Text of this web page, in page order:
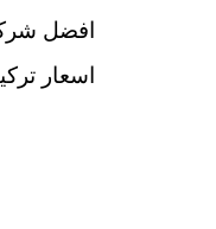
افضل
اسعار